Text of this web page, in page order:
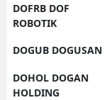
DOFRB DOF
ROBOTIK
DOGUB DOGUSAN
DOHOL DOGAN
HOLDING